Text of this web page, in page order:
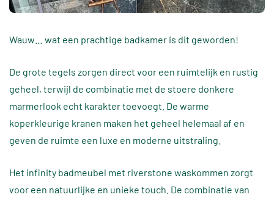
Wauw… wat een prachtige badkamer is dit geworden!
De grote tegels zorgen direct voor een ruimtelijk en rustig
geheel, terwijl de combinatie met de stoere donkere
marmerlook echt karakter toevoegt. De warme
koperkleurige kranen maken het geheel helemaal af en
geven de ruimte een luxe en moderne uitstraling.
Het infinity badmeubel met riverstone waskommen zorgt
voor een natuurlijke en unieke touch. De combinatie van